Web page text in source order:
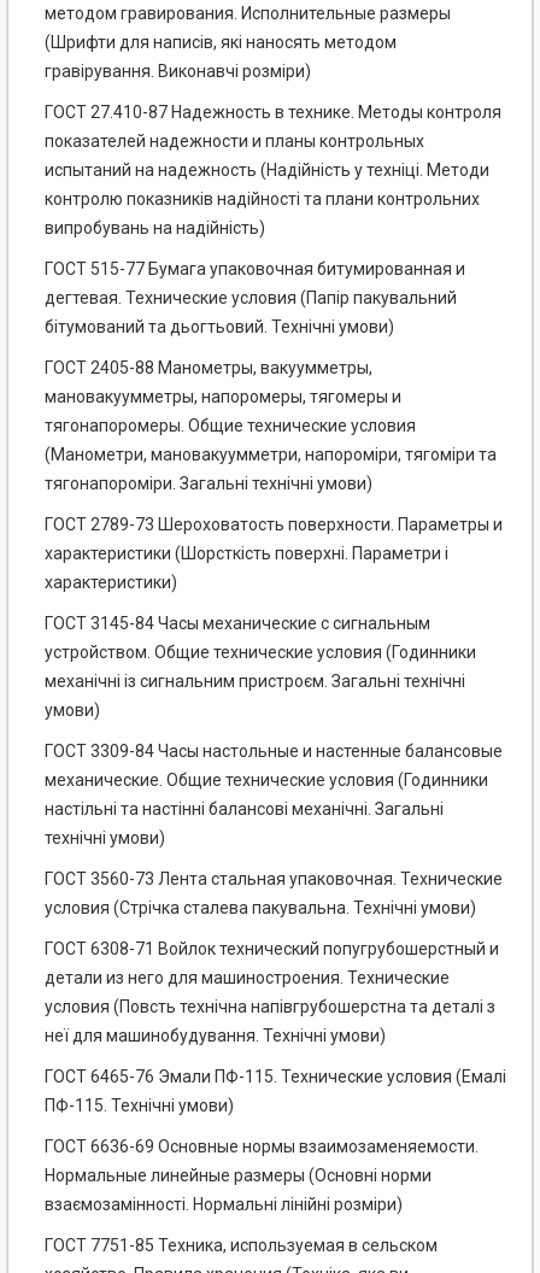
методом гравирования. Исполнительные размеры
(Шрифти для написів, які наносять методом
гравірування. Виконавчі розміри)
ГОСТ 27.410-87 Надежность в технике. Методы контроля
показателей надежности и планы контрольных
испытаний на надежность (Надійність у техніці. Методи
контролю показників надійності та плани контрольних
випробувань на надійність)
ГОСТ 515-77 Бумага упаковочная битумированная и
дегтевая. Технические условия (Папір пакувальний
бітумований та дьогтьовий. Технічні умови)
ГОСТ 2405-88 Манометры, вакуумметры,
мановакуумметры, напоромеры, тягомеры и
тягонапоромеры. Общие технические условия
(Манометри, мановакуумметри, напороміри, тягоміри та
тягонапороміри. Загальні технічні умови)
ГОСТ 2789-73 Шероховатость поверхности. Параметры и
характеристики (Шорсткість поверхні. Параметри і
характеристики)
ГОСТ 3145-84 Часы механические с сигнальным
устройством. Общие технические условия (Годинники
механічні із сигнальним пристроєм. Загальні технічні
умови)
ГОСТ 3309-84 Часы настольные и настенные балансовые
механические. Общие технические условия (Годинники
настільні та настінні балансові механічні. Загальні
технічні умови)
ГОСТ 3560-73 Лента стальная упаковочная. Технические
условия (Стрічка сталева пакувальна. Технічні умови)
ГОСТ 6308-71 Войлок технический попугрубошерстный и
детали из него для машиностроения. Технические
условия (Повсть технічна напівгрубошерстна та деталі з
неї для машинобудування. Технічні умови)
ГОСТ 6465-76 Эмали ПФ-115. Технические условия (Емалі
ПФ-115. Технічні умови)
ГОСТ 6636-69 Основные нормы взаимозаменяемости.
Нормальные линейные размеры (Основні норми
взаємозамінності. Нормальні лінійні розміри)
ГОСТ 7751-85 Техника, используемая в сельском